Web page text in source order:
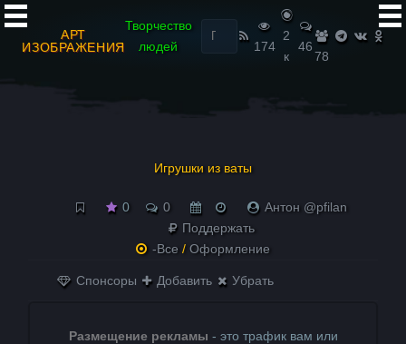
АРТ
ИЗОБРАЖЕНИЯ
Творчество
людей
Найти:
174
2
к
46
78
Игрушки из ваты
0 0
Антон @pfilan
Поддержать
-Все / Оформление
Спонсоры Добавить Убрать
Размещение рекламы - это трафик вам или